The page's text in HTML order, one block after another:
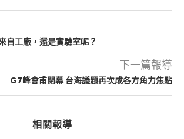
自工廠，還是實驗室呢？
下一篇報導
G7峰會甫閉幕 台海議題再次成各方角力焦點
相關報導